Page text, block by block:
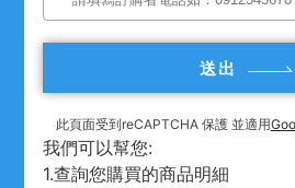
送出
此頁面受到reCAPTCHA 保護 並適用
我們可以幫您:
1.查詢您購買的商品明細